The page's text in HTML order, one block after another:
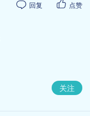
回复 点赞
关注